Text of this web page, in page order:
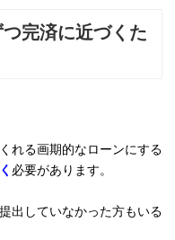
完済に近づくた
れる画期的なローンにする
必要があります。
出していなかった方もいる